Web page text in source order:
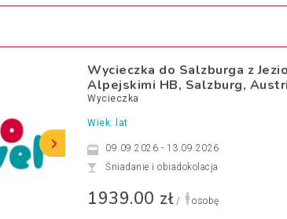
Wycieczka do Salzburga z
Alpejskimi HB, Salzburg,
Wycieczka
Wiek: lat
09.09.2026 - 13.09.2026
Śniadanie i obiadokolacja
1939.00 zł/ osobę